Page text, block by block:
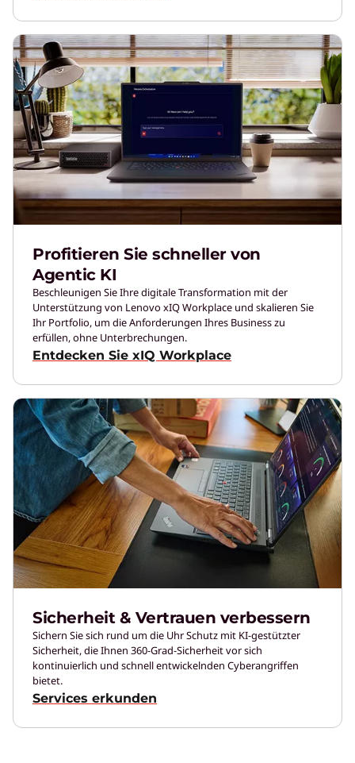
Profitieren Sie schneller von
Agentic KI
Beschleunigen Sie Ihre digitale Transformation mit der
Unterstützung von Lenovo xIQ Workplace und skalieren Sie
Ihr Portfolio, um die Anforderungen Ihres Business zu
erfüllen, ohne Unterbrechungen.
Entdecken Sie xIQ Workplace
Sicherheit & Vertrauen verbessern
Sichern Sie sich rund um die Uhr Schutz mit KI-gestützter
Sicherheit, die Ihnen 360-Grad-Sicherheit vor sich
kontinuierlich und schnell entwickelnden Cyberangriffen
bietet.
Services erkunden